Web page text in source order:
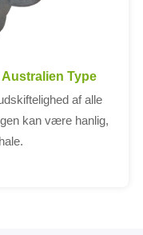
Type
af alle
kan være hanlig,